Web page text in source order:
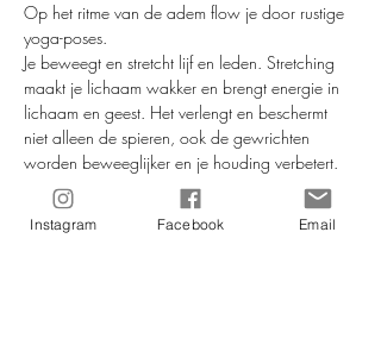
Op het ritme van de adem flow je door rustige
yoga-poses.
Je beweegt en stretcht lijf en leden. Stretching
maakt je lichaam wakker en brengt energie in
lichaam en geest. Het verlengt en beschermt
niet alleen de spieren, ook de gewrichten
worden beweeglijker en je houding verbetert.
Samen met de relaxatieoefeningen brengt deze
vorm van yoga rust, verbetert de bloedcirculatie
en vermindert stress. De stretch- en
Instagram Facebook Email